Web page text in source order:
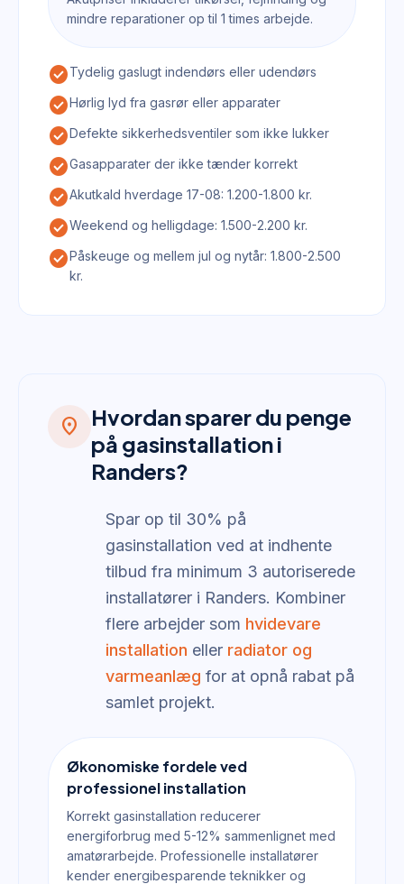
mindre reparationer op til 1 times arbejde.
check_circleTydelig gaslugt indendørs eller udendørs
check_circleHørlig lyd fra gasrør eller apparater
check_circleDefekte sikkerhedsventiler som ikke lukker
check_circleGasapparater der ikke tænder korrekt
check_circleAkutkald hverdage 17-08: 1.200-1.800 kr.
check_circleWeekend og helligdage: 1.500-2.200 kr.
check_circlePåskeuge og mellem jul og nytår: 1.800-2.500
kr.
location_on
Hvordan sparer du penge
på gasinstallation i
Randers?
Spar op til 30% på
gasinstallation ved at indhente
tilbud fra minimum 3 autoriserede
installatører i Randers. Kombiner
flere arbejder som hvidevare
installation eller radiator og
varmeanlæg for at opnå rabat på
samlet projekt.
Økonomiske fordele ved
professionel installation
Korrekt gasinstallation reducerer
energiforbrug med 5-12% sammenlignet med
amatørarbejde. Professionelle installatører
kender energibesparende teknikker og